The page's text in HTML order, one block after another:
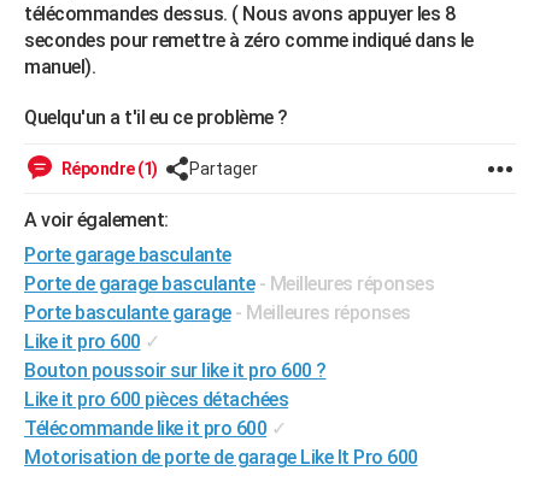
PHOTO
GUIDES D'ACHAT
PROGRAMME TV
COPAINS D'AVANT
S'inscrire
Se connecter
Lycées
Collèges
Primaires
Universités
Entreprises
Service militaire
Avis de recherche
AVIS DE DÉCÈS
FORUM
Bricolage
Lifestyle
Culture
Sport
Auto
Television
Voyage
Cinema
télécommandes dessus. ( Nous avons appuyer les 8
secondes pour remettre à zéro comme indiqué dans le
manuel).
Quelqu'un a t'il eu ce problème ?
Répondre (1) Partager
A voir également:
Porte garage basculante
Porte de garage basculante - Meilleures réponses
Porte basculante garage - Meilleures réponses
Like it pro 600 ✓
Bouton poussoir sur like it pro 600 ?
Like it pro 600 pièces détachées
Télécommande like it pro 600 ✓
Motorisation de porte de garage Like It Pro 600